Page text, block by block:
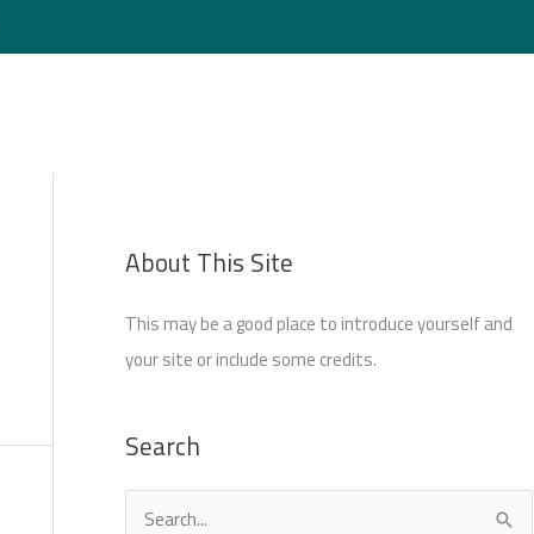
About This Site
This may be a good place to introduce yourself and
your site or include some credits.
Search